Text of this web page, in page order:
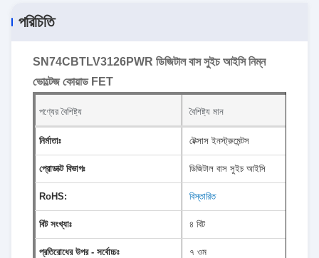
পরিচিতি
SN74CBTLV3126PWR ডিজিটাল বাস সুইচ আইসি নিম্ন
ভোল্টেজ কোয়াড FET
পণ্যের বৈশিষ্ট্য বৈশিষ্ট্য মান
নির্মাতাঃ টেক্সাস ইনস্ট্রুমেন্টস
প্রোডাক্ট বিভাগঃ ডিজিটাল বাস সুইচ আইসি
RoHS: বিস্তারিত
বিট সংখ্যাঃ ৪ বিট
প্রতিরোধের উপর - সর্বোচ্চঃ ৭ ওম